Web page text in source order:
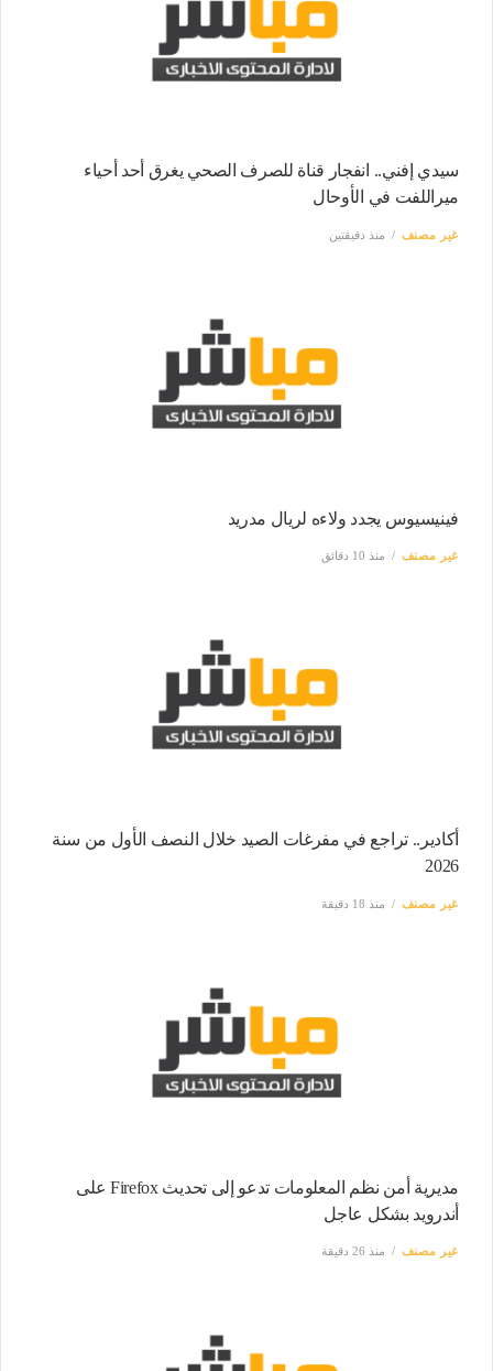
سيدي إفني.. انفجار قناة للصرف الصحي يغرق أحد أحياء
ميراللفت في الأوحال
غير مصنف منذ دقيقتين
فينيسيوس يجدد ولاءه لريال مدريد
غير مصنف منذ 10 دقائق
أكادير.. تراجع في مفرغات الصيد خلال النصف الأول من سنة
2026
غير مصنف منذ 18 دقيقة
مديرية أمن نظم المعلومات تدعو إلى تحديث Firefox على
أندرويد بشكل عاجل
غير مصنف منذ 26 دقيقة